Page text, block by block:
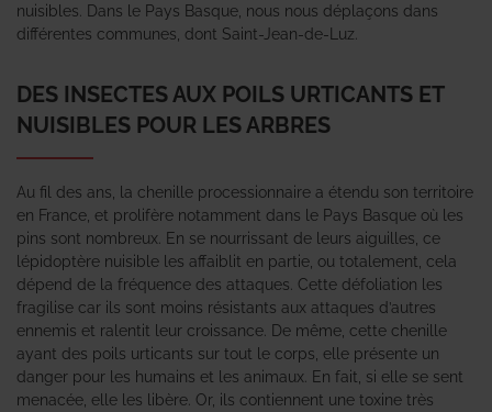
nuisibles. Dans le Pays Basque, nous nous déplaçons dans
différentes communes, dont Saint-Jean-de-Luz.
DES INSECTES AUX POILS URTICANTS ET
NUISIBLES POUR LES ARBRES
Au fil des ans, la chenille processionnaire a étendu son territoire
en France, et prolifère notamment dans le Pays Basque où les
pins sont nombreux. En se nourrissant de leurs aiguilles, ce
lépidoptère nuisible les affaiblit en partie, ou totalement, cela
dépend de la fréquence des attaques. Cette défoliation les
fragilise car ils sont moins résistants aux attaques d’autres
ennemis et ralentit leur croissance. De même, cette chenille
ayant des poils urticants sur tout le corps, elle présente un
danger pour les humains et les animaux. En fait, si elle se sent
menacée, elle les libère. Or, ils contiennent une toxine très